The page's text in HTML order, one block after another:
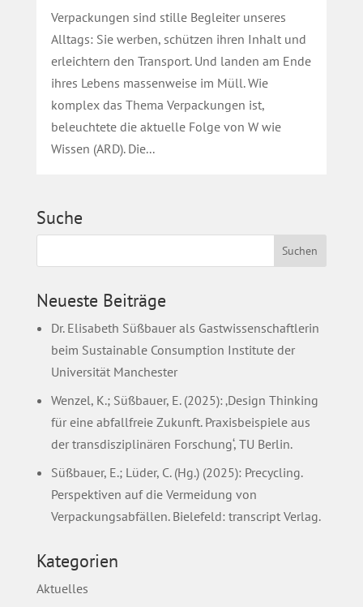
Verpackungen sind stille Begleiter unseres
Alltags: Sie werben, schützen ihren Inhalt und
erleichtern den Transport. Und landen am Ende
ihres Lebens massenweise im Müll. Wie
komplex das Thema Verpackungen ist,
beleuchtete die aktuelle Folge von W wie
Wissen (ARD). Die...
Suche
Neueste Beiträge
Dr. Elisabeth Süßbauer als Gastwissenschaftlerin
beim Sustainable Consumption Institute der
Universität Manchester
Wenzel, K.; Süßbauer, E. (2025): ‚Design Thinking
für eine abfallfreie Zukunft. Praxisbeispiele aus
der transdisziplinären Forschung‘, TU Berlin.
Süßbauer, E.; Lüder, C. (Hg.) (2025): Precycling.
Perspektiven auf die Vermeidung von
Verpackungsabfällen. Bielefeld: transcript Verlag.
Kategorien
Aktuelles